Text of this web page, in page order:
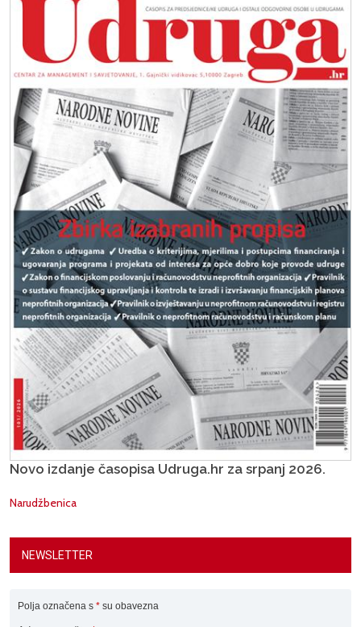
Novo izdanje časopisa Udruga.hr za srpanj 2026.
Narudžbenica
NEWSLETTER
Polja označena s * su obavezna